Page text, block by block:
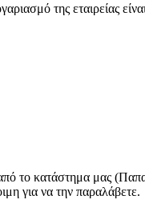
της εταιρείας
από το κατάστημα μας
για να την παραλάβετε.